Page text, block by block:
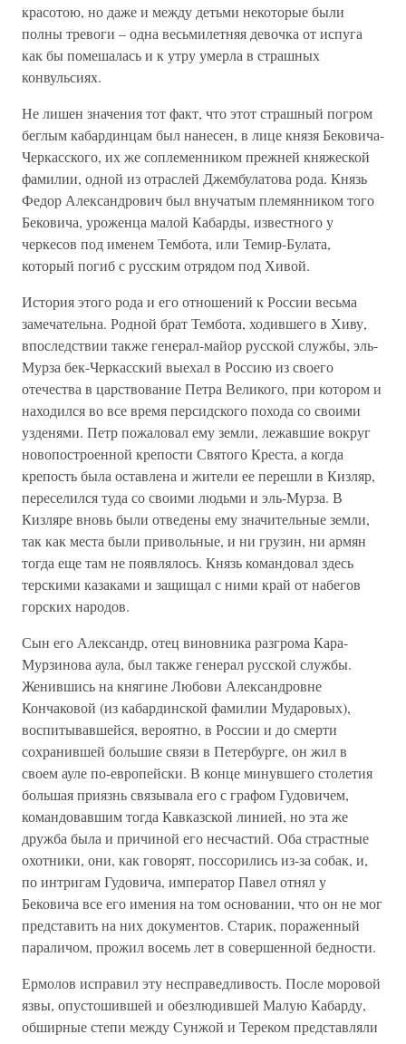
красотою, но даже и между детьми некоторые были
полны тревоги – одна весьмилетняя девочка от испуга
как бы помешалась и к утру умерла в страшных
конвульсиях.
Не лишен значения тот факт, что этот страшный погром
беглым кабардинцам был нанесен, в лице князя Бековича-
Черкасского, их же соплеменником прежней княжеской
фамилии, одной из отраслей Джембулатова рода. Князь
Федор Александрович был внучатым племянником того
Бековича, уроженца малой Кабарды, известного у
черкесов под именем Тембота, или Темир-Булата,
который погиб с русским отрядом под Хивой.
История этого рода и его отношений к России весьма
замечательна. Родной брат Тембота, ходившего в Хиву,
впоследствии также генерал-майор русской службы, эль-
Мурза бек-Черкасский выехал в Россию из своего
отечества в царствование Петра Великого, при котором и
находился во все время персидского похода со своими
узденями. Петр пожаловал ему земли, лежавшие вокруг
новопостроенной крепости Святого Креста, а когда
крепость была оставлена и жители ее перешли в Кизляр,
переселился туда со своими людьми и эль-Мурза. В
Кизляре вновь были отведены ему значительные земли,
так как места были привольные, и ни грузин, ни армян
тогда еще там не появлялось. Князь командовал здесь
терскими казаками и защищал с ними край от набегов
горских народов.
Сын его Александр, отец виновника разгрома Кара-
Мурзинова аула, был также генерал русской службы.
Женившись на княгине Любови Александровне
Кончаковой (из кабардинской фамилии Мударовых),
воспитывавшейся, вероятно, в России и до смерти
сохранившей большие связи в Петербурге, он жил в
своем ауле по-европейски. В конце минувшего столетия
большая приязнь связывала его с графом Гудовичем,
командовавшим тогда Кавказской линией, но эта же
дружба была и причиной его несчастий. Оба страстные
охотники, они, как говорят, поссорились из-за собак, и,
по интригам Гудовича, император Павел отнял у
Бековича все его имения на том основании, что он не мог
представить на них документов. Старик, пораженный
параличом, прожил восемь лет в совершенной бедности.
Ермолов исправил эту несправедливость. После моровой
язвы, опустошившей и обезлюдившей Малую Кабарду,
обширные степи между Сунжой и Тереком представляли